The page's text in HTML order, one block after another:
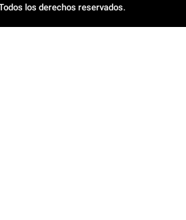
los derechos reservados.